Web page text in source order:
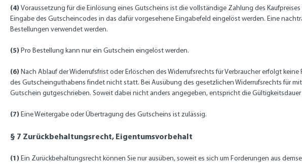
(4)Voraussetzung für die Einlösung eines Gutscheins ist die vollständige Zahlung des
Eingabe des Gutscheincodes in das dafür vorgesehene Eingabefeld eingelöst werden. Eine
Bestellungen verwendet werden.
(5)Pro Bestellung kann nur ein Gutschein eingelöst werden.
(6)Nach Ablauf der Widerrufsfrist oder Erlöschen des Widerrufsrechts für Verbraucher erfolgt
des Gutscheinguthabens findet nicht statt. Bei Ausübung des gesetzlichen Widerrufsrechts für
Gutschein gutgeschrieben. Soweit dabei nicht anders angegeben, entspricht die
(7)Eine Weitergabe oder Übertragung des Gutscheins ist zulässig.
§ 7 Zurückbehaltungsrecht, Eigentumsvorbehalt
(1)Ein Zurückbehaltungsrecht können Sie nur ausüben, soweit es sich um Forderungen aus